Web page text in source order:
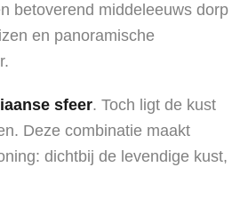
betoverend middeleeuws dorp
en panoramische
sfeer. Toch ligt de kust
Deze combinatie maakt
dichtbij de levendige kust,